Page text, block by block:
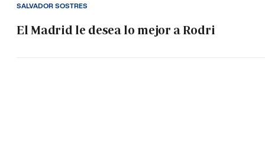
El Madrid le desea lo mejor a Rodri
SALVADOR SOSTRES